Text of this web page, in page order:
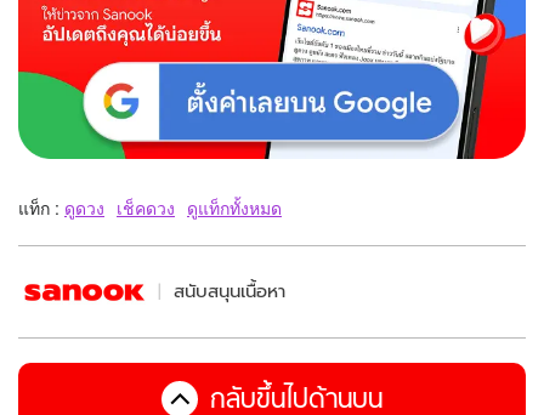
แท็ก : ดูดวง เช็คดวง ดูแท็กทั้งหมด
สนับสนุนเนื้อหา
กลับขึ้นไปด้านบน